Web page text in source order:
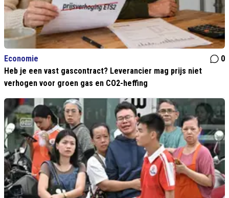
Economie
0
Heb je een vast gascontract? Leverancier mag prijs niet
verhogen voor groen gas en CO2-heffing